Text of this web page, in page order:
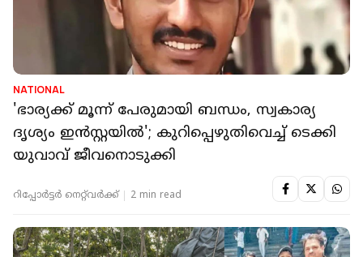
NATIONAL
'ഭാര്യക്ക് മൂന്ന് പേരുമായി ബന്ധം, സ്വകാര്യ
ദൃശ്യം ഇൻസ്റ്റയിൽ'; കുറിപ്പെഴുതിവെച്ച് ടെക്കി
യുവാവ് ജീവനൊടുക്കി
റിപ്പോർട്ടർ നെറ്റ്‌വര്‍ക്ക്‌ 2 min read